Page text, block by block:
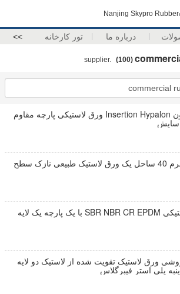
Nanjing Skypro
درباره ما تور کارخانه >>
(100)
Sbr نایلون Insertion Hypalon ورق لاستیکی پارچه مقاوم
سایش
لاستیک نرم 40 ساحل یک ورق لاستیک طبیعی نازک سطح
ورق لاستیکی SBR NBR CR EPDM با یک پارچه یک لایه
ورق لاستیک تقویت شده از لاستیک دو لایه
پلی استر فیبرگلاس